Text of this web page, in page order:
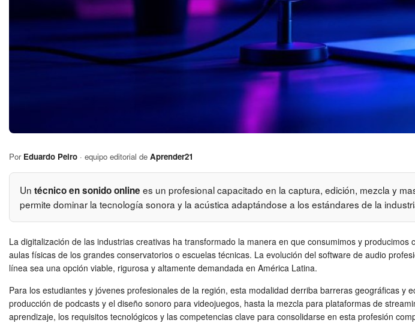
Por Eduardo Peiro · equipo editorial de Aprender21
Un técnico en sonido online es un profesional capacitado en la captura, edición, mezcla y
permite dominar la tecnología sonora y la acústica adaptándose a los estándares de la
La digitalización de las industrias creativas ha transformado la manera en que consumimos y
aulas físicas de los grandes conservatorios o escuelas técnicas. La evolución del software de audio
línea sea una opción viable, rigurosa y altamente demandada en América Latina.
Para los estudiantes y jóvenes profesionales de la región, esta modalidad derriba barreras geográficas
producción de podcasts y el diseño sonoro para videojuegos, hasta la mezcla para plataformas de
aprendizaje, los requisitos tecnológicos y las competencias clave para consolidarse en esta profesión